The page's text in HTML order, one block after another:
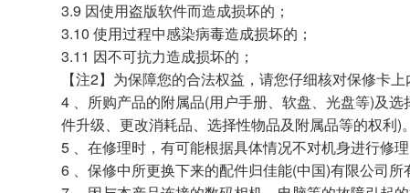
3.9 因使用盗版软件而造成损坏的；
3.10 使用过程中感染病毒造成损坏的；
3.11 因不可抗力造成损坏的；
【注2】为保障您的合法权益，请您仔细核对保修卡上
4 、所购产品的附属品(用户手册、软盘、光盘等)及
件升级、更改消耗品、选择性物品及附属品等的权利)。
5 、在修理时，有可能根据具体情况不对机身进行修
6 、保修中所更换下来的配件归佳能(中国)有限公司所